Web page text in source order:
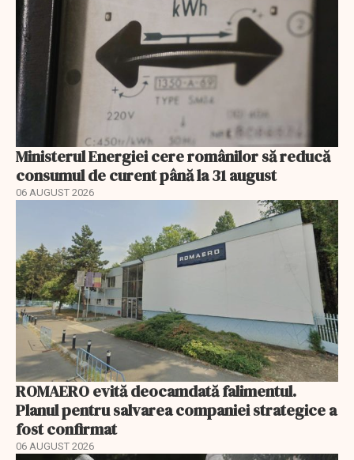
Ministerul Energiei cere românilor să reducă
consumul de curent până la 31 august
06 AUGUST 2026
ROMAERO evită deocamdată falimentul.
Planul pentru salvarea companiei strategice a
fost confirmat
06 AUGUST 2026